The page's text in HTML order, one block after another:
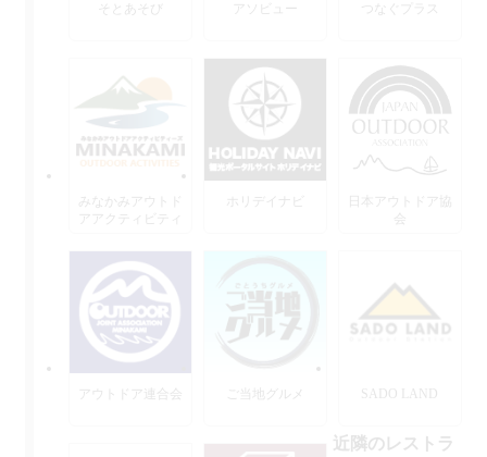
そとあそび アソビュー つなぐプラス
みなかみアウトド
アアクティビティ
ホリデイナビ
日本アウトドア協
会
アウトドア連合会 ご当地グルメ SADO LAND
近隣のレストラ